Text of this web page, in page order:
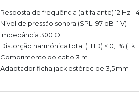
Resposta de frequência (altifalante) 12 Hz -
Nível de pressão sonora (SPL) 97 dB (1 V)
Impedância 300 O
Distorção harmónica total (THD) < 0,1 % (1
Comprimento do cabo 3 m
Adaptador ficha jack estéreo de 3,5 mm